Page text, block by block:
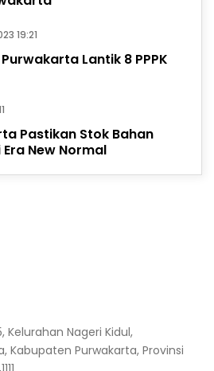
19:21
Lantik 8 PPPK
Pastikan Stok Bahan
New Normal
Kelurahan Nageri Kidul,
Kabupaten Purwakarta, Provinsi